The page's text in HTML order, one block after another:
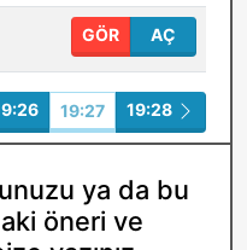
GÖR AÇ
19:27 19:28
ya da bu
öneri ve